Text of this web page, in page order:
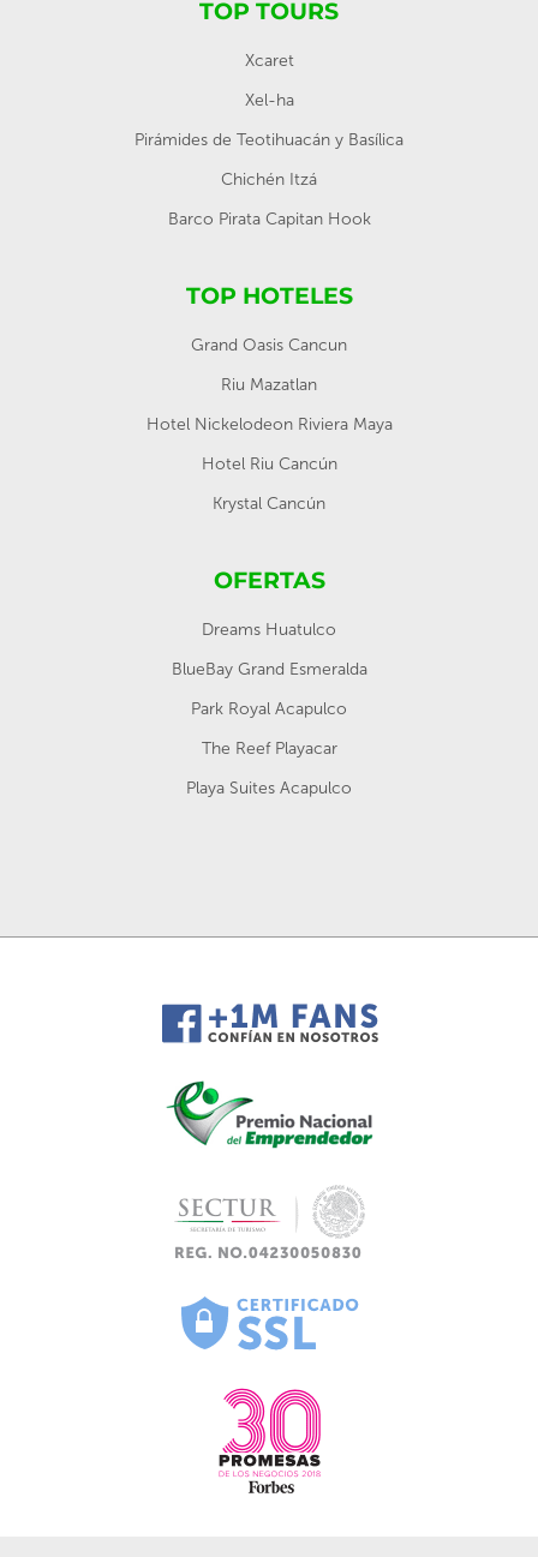
TOP TOURS
Xcaret
Xel-ha
Pirámides de Teotihuacán y Basílica
Chichén Itzá
Barco Pirata Capitan Hook
TOP HOTELES
Grand Oasis Cancun
Riu Mazatlan
Hotel Nickelodeon Riviera Maya
Hotel Riu Cancún
Krystal Cancún
OFERTAS
Dreams Huatulco
BlueBay Grand Esmeralda
Park Royal Acapulco
The Reef Playacar
Playa Suites Acapulco